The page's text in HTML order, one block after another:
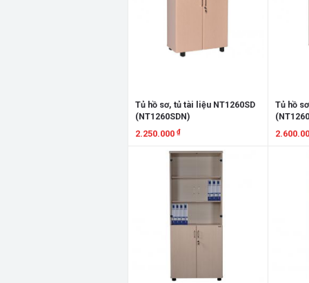
Tủ hồ sơ, tủ tài liệu NT1260SD
(NT1260SDN)
2.250.000 ₫
Xem chi tiết
Tủ hồ